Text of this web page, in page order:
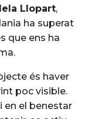
Llopart,
ha superat
que ens ha
és haver
poc visible.
en el benestar